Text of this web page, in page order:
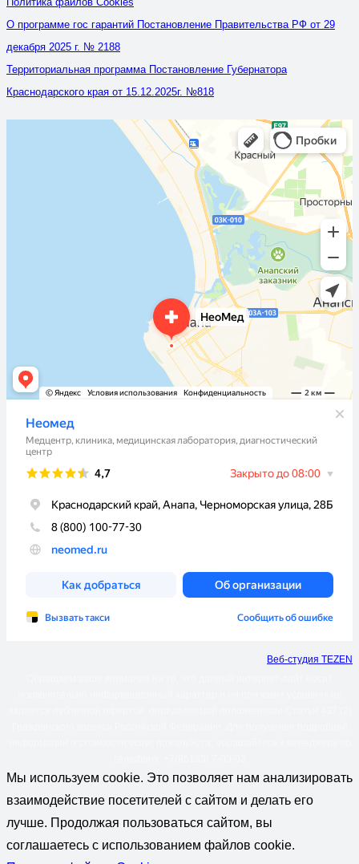
О программе гос гарантий Постановление Правительства РФ от 29
декабря 2025 г. № 2188
Территориальная программа Постановление Губернатора
Краснодарского края от 15.12.2025г. №818
Веб-студия TEZEN
Мы используем cookie. Это позволяет нам анализировать
взаимодействие посетителей с сайтом и делать его
лучше. Продолжая пользоваться сайтом, вы
соглашаетесь с использованием файлов cookie.